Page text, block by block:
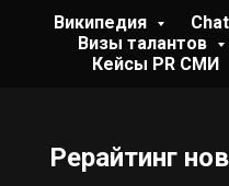
Википедия
Визы талантов
Кейсы PR СМИ
Рерайтинг